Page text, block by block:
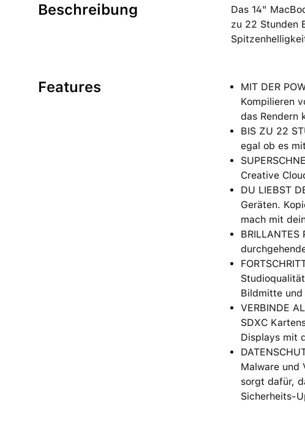
Beschreibung
Das 14"
zu 22 Stunden
Features
MIT DER
Kompilieren
das Rendern
BIS ZU 22
egal ob es
Creative
DU LIEBST
Geräten.
mach mit
Bildmitte
VERBINDE
SDXC
Displays mit
Malware und
sorgt dafür,
Sicherheits-